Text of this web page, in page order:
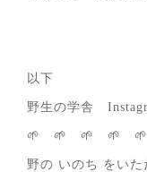
以下
野生の学舎
🌱 🌱 🌱 🌱
野の いのち をいた